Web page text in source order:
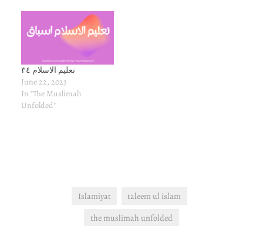
تعلیم الاسلام ۳٤
June 22, 2023
In "The Muslimah
Unfolded"
Islamiyat
taleem ul islam
the muslimah unfolded